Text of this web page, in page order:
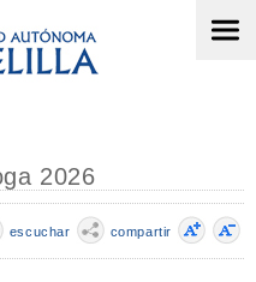
2026
compartir
escuchar